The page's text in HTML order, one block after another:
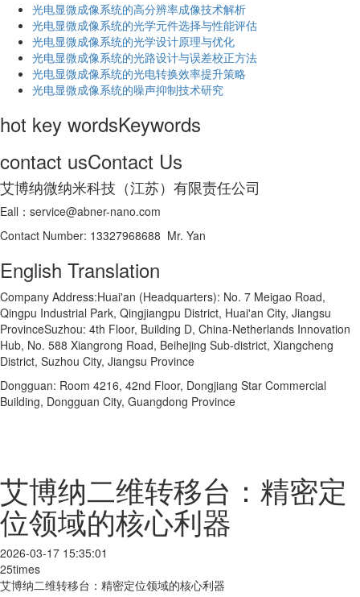
光电显微成像系统的高分辨率成像技术解析
​光电显微成像系统的光学元件选择与性能评估
光电显微成像系统的光学设计原理与优化
光电显微成像系统的光路设计与误差校正方法
光电显微成像系统的光电转换效率提升策略
光电显微成像系统的噪声抑制技术研究
hot key wordsKeywords
contact usContact Us
艾博纳微纳米科技（江苏）有限责任公司
Eall：service@abner-nano.com
Contact Number: 13327968688 Mr. Yan
English Translation
Company Address:Huai'an (Headquarters): No. 7 Meigao Road,
Qingpu Industrial Park, Qingjiangpu District, Huai'an City, Jiangsu
ProvinceSuzhou: 4th Floor, Building D, China-Netherlands Innovation
Hub, No. 588 Xiangrong Road, Beihejing Sub-district, Xiangcheng
District, Suzhou City, Jiangsu Province
Dongguan: Room 4216, 42nd Floor, Dongjiang Star Commercial
Building, Dongguan City, Guangdong Province
艾博纳二维转移台：精密定
位领域的核心利器
2026-03-17 15:35:01
25times
艾博纳二维转移台：精密定位领域的核心利器